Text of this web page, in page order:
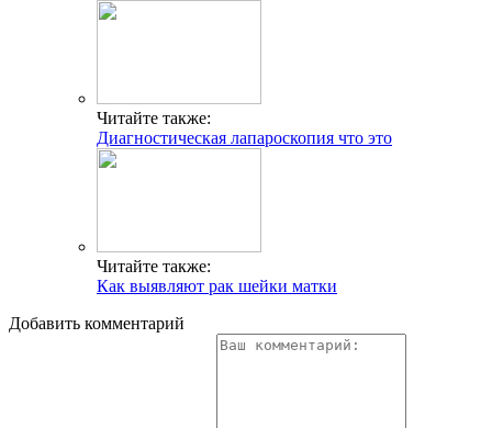
Читайте также:
Диагностическая лапароскопия что это
Читайте также:
Как выявляют рак шейки матки
Добавить комментарий